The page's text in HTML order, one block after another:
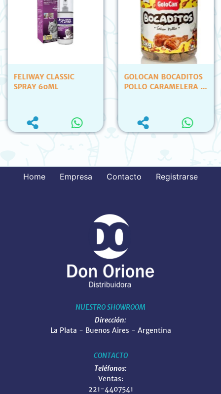
FELIWAY CLASSIC
SPRAY 60ML
GOLOCAN BOCADITOS
POLLO CARAMELERA X
Home Empresa Contacto Registrarse
NUESTRO SHOWROOM
Dirección:
La Plata - Buenos Aires - Argentina
CONTACTO
Teléfonos:
Ventas:
221-4407541